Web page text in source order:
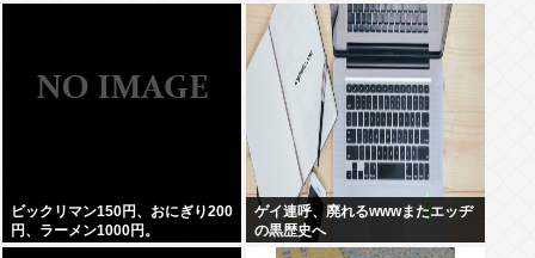
ビックリマン150円、おにぎり200
円、ラーメン1000円。
ゲイ連呼、廃れるwwwまたエッヂ
の黒歴史へ